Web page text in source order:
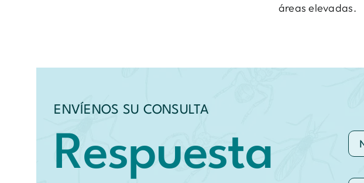
áreas elevadas.
ENVÍENOS SU CONSULTA
Respuesta